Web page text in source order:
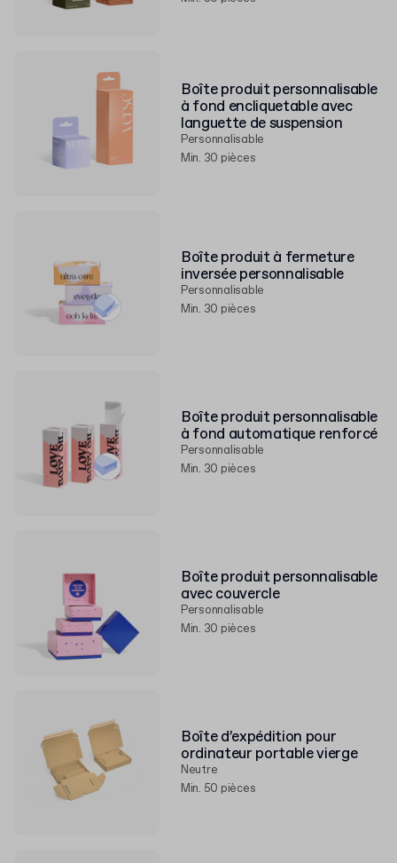
Boîte produit personnalisable
à fond encliquetable avec
languette de suspension
Personnalisable
Min. 30 pièces
Boîte produit à fermeture
inversée personnalisable
Personnalisable
Min. 30 pièces
Boîte produit personnalisable
à fond automatique renforcé
Personnalisable
Min. 30 pièces
Boîte produit personnalisable
avec couvercle
Personnalisable
Min. 30 pièces
Boîte d’expédition pour
ordinateur portable vierge
Neutre
Min. 50 pièces